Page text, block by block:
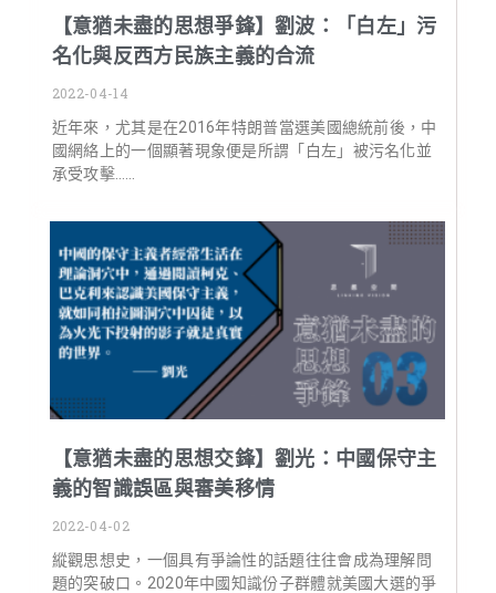
【意猶未盡的思想爭鋒】劉波：「白左」污
名化與反西方民族主義的合流
2022-04-14
近年來，尤其是在2016年特朗普當選美國總統前後，中
國網絡上的一個顯著現象便是所謂「白左」被污名化並
承受攻擊……
【意猶未盡的思想交鋒】劉光：中國保守主
義的智識誤區與審美移情
2022-04-02
縱觀思想史，一個具有爭論性的話題往往會成為理解問
題的突破口。2020年中國知識份子群體就美國大選的爭